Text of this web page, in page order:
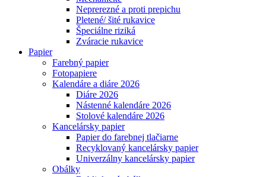
Neprerezné a proti prepichu
Pletené/ šité rukavice
Špeciálne riziká
Zváracie rukavice
Papier
Farebný papier
Fotopapiere
Kalendáre a diáre 2026
Diáre 2026
Nástenné kalendáre 2026
Stolové kalendáre 2026
Kancelársky papier
Papier do farebnej tlačiarne
Recyklovaný kancelársky papier
Univerzálny kancelársky papier
Obálky